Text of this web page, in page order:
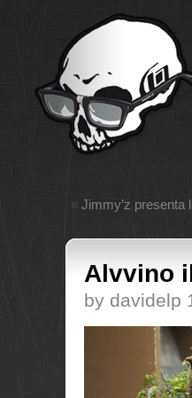
« Jimmy’z presenta
Alvvino
by davidelp